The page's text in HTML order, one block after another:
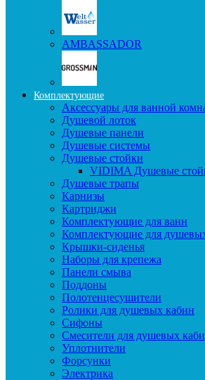
AMBASSADOR
Комплектующие
Аксессуары для ванной
Душевой лоток
Душевые панели
Душевые системы
Душевые стойки
VIDIMA Душевые
Душевые трапы
Карнизы
Картриджи
Комплектующие для ванн
Комплектующие для
Крышки-сиденья
Наборы для крепежа
Панели смыва
Поддоны
Полотенцесушители
Ролики для душевых кабин
Сифоны
Смесители для душевых
Уплотнители
Форсунки
Электрика